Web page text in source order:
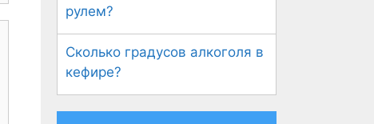
рулем?
Сколько градусов алкоголя в
кефире?